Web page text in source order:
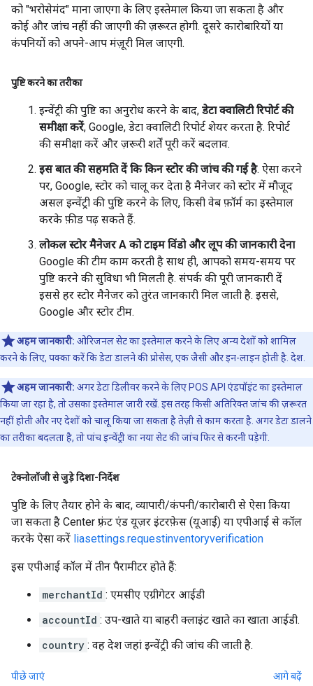
को "भरोसेमंद" माना जाएगा के लिए इस्तेमाल किया जा सकता है और
कोई और जांच नहीं की जाएगी की ज़रूरत होगी. दूसरे कारोबारियों या
कंपनियों को अपने-आप मंज़ूरी मिल जाएगी.
पुष्टि करने का तरीका
इन्वेंट्री की पुष्टि का अनुरोध करने के बाद, डेटा क्वालिटी रिपोर्ट की
समीक्षा करें, Google, डेटा क्वालिटी रिपोर्ट शेयर करता है. रिपोर्ट
की समीक्षा करें और ज़रूरी शर्तें पूरी करें बदलाव.
इस बात की सहमति दें कि किन स्टोर की जांच की गई है. ऐसा करने
पर, Google, स्टोर को चालू कर देता है मैनेजर को स्टोर में मौजूद
असल इन्वेंट्री की पुष्टि करने के लिए, किसी वेब फ़ॉर्म का इस्तेमाल
करके फ़ीड पढ़ सकते हैं.
लोकल स्टोर मैनेजर A को टाइम विंडो और लूप की जानकारी देना
Google की टीम काम करती है साथ ही, आपको समय-समय पर
पुष्टि करने की सुविधा भी मिलती है. संपर्क की पूरी जानकारी दें
इससे हर स्टोर मैनेजर को तुरंत जानकारी मिल जाती है. इससे,
Google और स्टोर टीम.
अहम जानकारी: ओरिजनल सेट का इस्तेमाल करने के लिए अन्य देशों को शामिल
करने के लिए, पक्का करें कि डेटा डालने की प्रोसेस, एक जैसी और इन-लाइन होती है. देश.
अहम जानकारी: अगर डेटा डिलीवर करने के लिए POS API एंडपॉइंट का इस्तेमाल
किया जा रहा है, तो उसका इस्तेमाल जारी रखें. इस तरह किसी अतिरिक्त जांच की ज़रूरत
नहीं होती और नए देशों को चालू किया जा सकता है तेज़ी से काम करता है. अगर डेटा डालने
का तरीका बदलता है, तो पांच इन्वेंट्री का नया सेट की जांच फिर से करनी पड़ेगी.
टेक्नोलॉजी से जुड़े दिशा-निर्देश
पुष्टि के लिए तैयार होने के बाद, व्यापारी/कंपनी/कारोबारी से ऐसा किया
जा सकता है Center फ़्रंट एंड यूज़र इंटरफ़ेस (यूआई) या एपीआई से कॉल
करके ऐसा करें liasettings.requestinventoryverification
इस एपीआई कॉल में तीन पैरामीटर होते हैं:
merchantId : एमसीए एग्रीगेटर आईडी
accountId : उप-खाते या बाहरी क्लाइंट खाते का खाता आईडी.
country : वह देश जहां इन्वेंट्री की जांच की जाती है.
पीछे जाएं
आगे बढ़ें